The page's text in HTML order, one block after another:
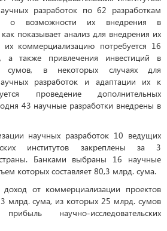
разработок по 62 разработкам
о возможности их внедрения в
показывает анализ для внедрения их
коммерциализацию потребуется 16
также привлечения инвестиций в
в некоторых случаях для
разработок и адаптации их к
проведение дополнительных
43 научные разработки внедрены в
научных разработок 10 ведущих
институтов закреплены за 3
Банками выбраны 16 научные
которых составляет 80,3 млрд. сума.
от коммерциализации проектов
млрд. сума, из которых 25 млрд. сумов
научно-исследовательских